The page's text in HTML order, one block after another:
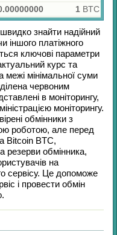
1 BTC
знайти надійний
іншого платіжного
ключові параметри
курс та
межі мінімальної суми
червоним
в моніторингу,
моніторингу.
обмінники з
роботою, але перед
Bitcoin BTC,
резерви обмінника,
на
сервісу. Це допоможе
і провести обмін